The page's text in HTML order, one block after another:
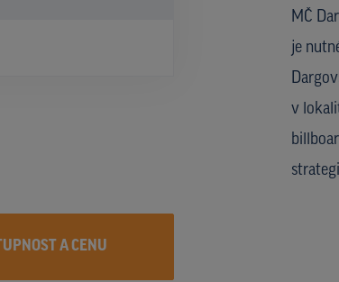
MČ
je
v
A CENU